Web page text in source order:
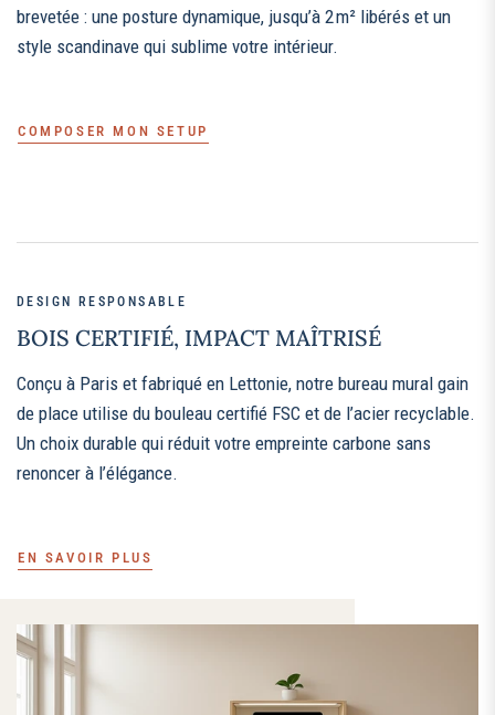
brevetée : une posture dynamique, jusqu’à 2 m² libérés et un
style scandinave qui sublime votre intérieur.
COMPOSER MON SETUP
DESIGN RESPONSABLE
BOIS CERTIFIÉ, IMPACT MAÎTRISÉ
Conçu à Paris et fabriqué en Lettonie, notre bureau mural gain
de place utilise du bouleau certifié FSC et de l’acier recyclable.
Un choix durable qui réduit votre empreinte carbone sans
renoncer à l’élégance.
EN SAVOIR PLUS